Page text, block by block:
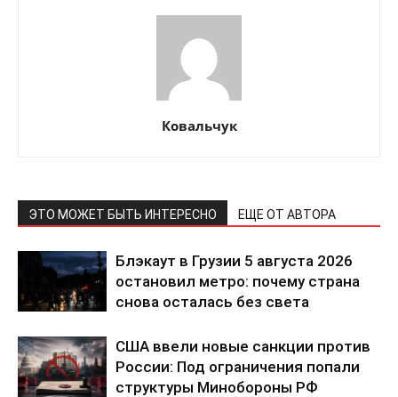
ПОДПИСАТЬСЯ СЕЙЧАС
Политика конфиденциальности
Отказ от ответственности
Подписка
Мой аккаунт
Контакты
Ковальчук
ЭТО МОЖЕТ БЫТЬ ИНТЕРЕСНО ЕЩЕ ОТ АВТОРА
Блэкаут в Грузии 5 августа 2026
остановил метро: почему страна
снова осталась без света
США ввели новые санкции против
России: Под ограничения попали
структуры Минобороны РФ